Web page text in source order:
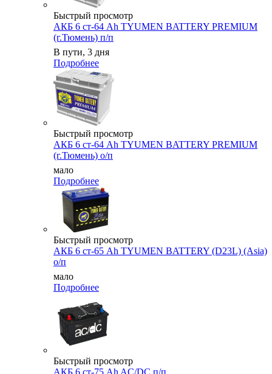
Быстрый просмотр
АКБ 6 ст-64 Ah TYUMEN BATTERY PREMIUM
(г.Тюмень) п/п
В пути, 3 дня
Подробнее
Быстрый просмотр
АКБ 6 ст-64 Ah TYUMEN BATTERY PREMIUM
(г.Тюмень) о/п
мало
Подробнее
Быстрый просмотр
АКБ 6 ст-65 Ah TYUMEN BATTERY (D23L) (Asia)
о/п
мало
Подробнее
Быстрый просмотр